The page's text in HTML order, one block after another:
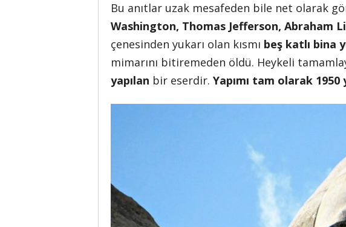
Bu anıtlar uzak mesafeden bile net olarak
Washington, Thomas Jefferson, Abraham
çenesinden yukarı olan kısmı beş katlı bina
mimarını bitiremeden öldü. Heykeli
yapılan bir eserdir. Yapımı tam olarak